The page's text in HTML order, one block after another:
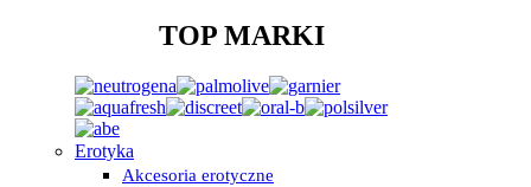
TOP MARKI
Erotyka
Akcesoria erotyczne